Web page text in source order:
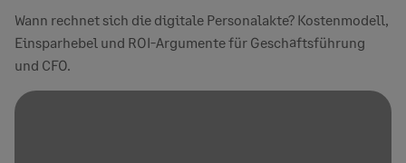
Wann rechnet sich die digitale Personalakte? Kostenmodell,
Einsparhebel und ROI-Argumente für Geschäftsführung
und CFO.